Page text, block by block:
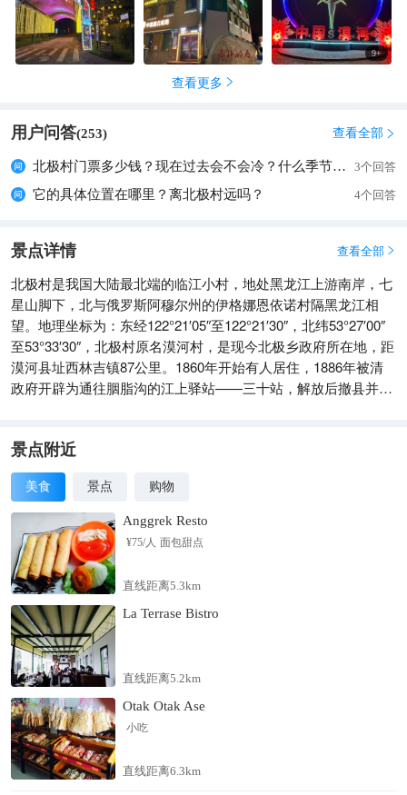
9+
查看更多 
用户问答(253) 查看全部 
北极村门票多少钱？现在过去会不会冷？什么季节风景最好看？ 3个回答
它的具体位置在哪里？离北极村远吗？ 4个回答
景点详情 查看全部 
北极村是我国大陆最北端的临江小村，地处黑龙江上游南岸，七
星山脚下，北与俄罗斯阿穆尔州的伊格娜恩依诺村隔黑龙江相
望。地理坐标为：东经122°21′05″至122°21′30″，北纬53°27′00″
至53°33′30″，北极村原名漠河村，是现今北极乡政府所在地，距
漠河县址西林吉镇87公里。1860年开始有人居住，1886年被清
政府开辟为通往胭脂沟的江上驿站——三十站，解放后撤县并入
北扬名，有中国极北的村落、极北的哨所、极北的人家等一系列
以北为主题的旅游产品，素有“金鸡之冠”、“天鹅之首”和“不夜
城”之美誉，是中国极北的旅游景区，是全国观赏北极光和极昼
极夜的优秀观测点之一，形成了独具特色的“神州北极”品牌。北
极村旅游景区旅游资源丰富而独特，乡土气息浓郁，植被和生态
环境保存完好。具有发展生态旅游、森林旅游、冰雪旅游的突出
优势，有神州北极、神奇天象、龙江之源、圣诞世界等垄断性的
旅游资源，拥有圣诞村、北极沙洲、最北邮局、北陲哨所、最北
的村落、最北人家、最北的滑雪场等特色旅游景点。可满足旅游
者观光科考、休闲度假、避暑养生、冬季雪上项目等需求，是旅
游、科考、探险、度假胜地。北极村旅游景区自1997年正式对外
营业，先后获得国家5A级旅游景区、国家森林公园、全国首批特
色景观旅游名镇等殊荣。
景点附近
美食 景点 购物
Anggrek Resto
¥75/人 面包甜点
直线距离5.3km
La Terrase Bistro
直线距离5.2km
Otak Otak Ase
小吃
直线距离6.3km